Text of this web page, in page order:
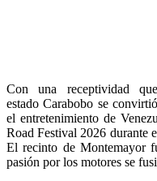
Con una receptividad
estado Carabobo se
el entretenimiento de
Road Festival 2026 durante
El recinto de Montemayor
pasión por los motores se